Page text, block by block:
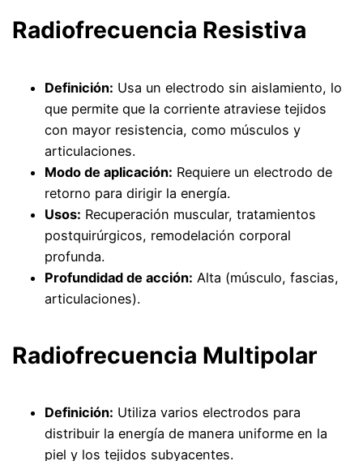
Radiofrecuencia Resistiva
Definición: Usa un electrodo sin aislamiento, lo
que permite que la corriente atraviese tejidos
con mayor resistencia, como músculos y
articulaciones.
Modo de aplicación: Requiere un electrodo de
retorno para dirigir la energía.
Usos: Recuperación muscular, tratamientos
postquirúrgicos, remodelación corporal
profunda.
Profundidad de acción: Alta (músculo, fascias,
articulaciones).
Radiofrecuencia Multipolar
Definición: Utiliza varios electrodos para
distribuir la energía de manera uniforme en la
piel y los tejidos subyacentes.